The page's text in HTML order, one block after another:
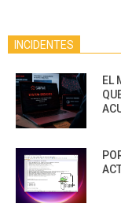
INCIDENTES
EL